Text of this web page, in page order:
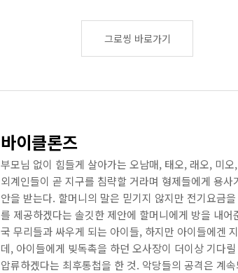
그로씽 바로가기
바이클론즈
부모님 없이 힘들게 살아가는 오남매, 태오, 래오, 미
외계인들이 곧 지구를 침략할 거라며 형제들에게 용
안을 받는다. 할머니의 말은 믿기지 않지만 전기요금
를 제공하겠다는 솔깃한 제안에 할머니에게 방을 내
국 무리들과 싸우게 되는 아이들, 하지만 아이들에겐
데, 아이들에게 빚독촉을 하던 오사장이 더이상 기다
압류하겠다는 최후통첩을 한 것. 악당들의 공격은 계